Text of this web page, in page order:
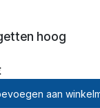
Toevoegen aan
hoog
aan